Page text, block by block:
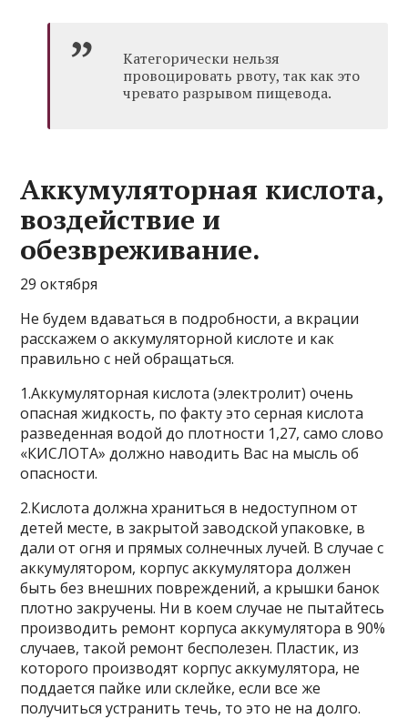
Категорически нельзя
провоцировать рвоту, так как это
чревато разрывом пищевода.
Аккумуляторная кислота,
воздействие и
обезвреживание.
29 октября
Не будем вдаваться в подробности, а вкрации
расскажем о аккумуляторной кислоте и как
правильно с ней обращаться.
1.Аккумуляторная кислота (электролит) очень
опасная жидкость, по факту это серная кислота
разведенная водой до плотности 1,27, само слово
«КИСЛОТА» должно наводить Вас на мысль об
опасности.
2.Кислота должна храниться в недоступном от
детей месте, в закрытой заводской упаковке, в
дали от огня и прямых солнечных лучей. В случае с
аккумулятором, корпус аккумулятора должен
быть без внешних повреждений, а крышки банок
плотно закручены. Ни в коем случае не пытайтесь
производить ремонт корпуса аккумулятора в 90%
случаев, такой ремонт бесполезен. Пластик, из
которого производят корпус аккумулятора, не
поддается пайке или склейке, если все же
получиться устранить течь, то это не на долго.